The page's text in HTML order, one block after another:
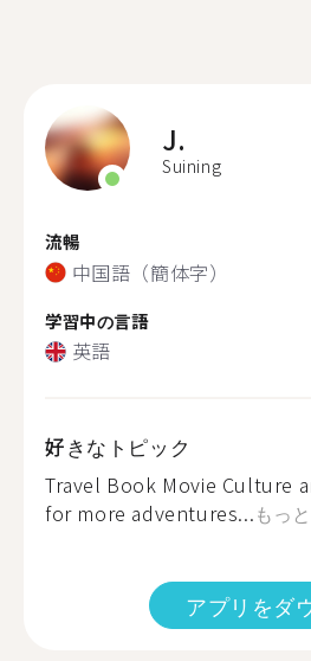
J.
Suining
流暢
中国語（簡体字）
学習中の言語
英語
好きなトピック
Travel Book Movie Culture
for more adventures...もっ
アプリをダ